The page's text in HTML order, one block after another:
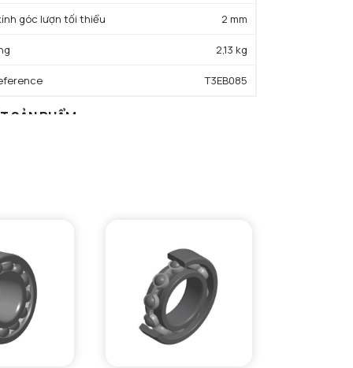
góc lượn tối thiểu 2 mm
2,13 kg
T3EB085
SẢN PHẨM
hạn
tải trọng trục tĩnh
tải trọng trục trên